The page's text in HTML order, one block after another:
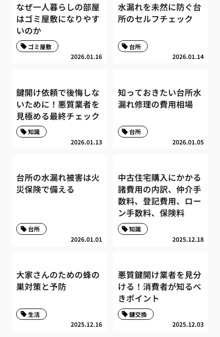
なぜ一人暮らしの部屋
はゴミ屋敷になりやす
いのか
2026.01.16
ゴミ屋敷
水漏れを未然に防ぐ台
所のセルフチェック
2026.01.14
台所
鍵開け依頼で後悔しな
いために！悪質業者を
見極める最終チェック
2026.01.13
知識
知っておきたい台所水
漏れ修理の費用相場
2026.01.05
台所
台所の水漏れ被害は火
災保険で備える
2026.01.01
台所
中古住宅購入にかかる
諸費用の内訳、仲介手
数料、登記費用、ロー
ン手数料、保険料
2025.12.18
知識
大家さんのための蜂の
巣対策と予防
2025.12.16
生活
悪質鍵開け業者を見分
ける！消費者が知るべ
きポイント
2025.12.03
鍵交換